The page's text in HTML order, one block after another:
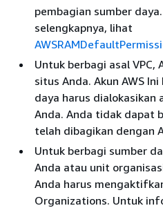
pembagian sumber
selengkapnya, lihat
Untuk berbagi asal VPC,
situs Anda. Akun AWS
daya harus dialokasikan
Anda. Anda tidak dapat
telah dibagikan dengan
Untuk berbagi sumber
Anda atau unit
Anda harus
Organizations. Untuk